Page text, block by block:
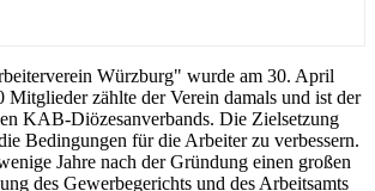
Würzburg" wurde am 30. April
Mitglieder zählte der Verein damals und ist der
KAB-Diözesanverbands. Die Zielsetzung
Bedingungen für die Arbeiter zu verbessern.
Jahre nach der Gründung einen großen
des Gewerbegerichts und des Arbeitsamts